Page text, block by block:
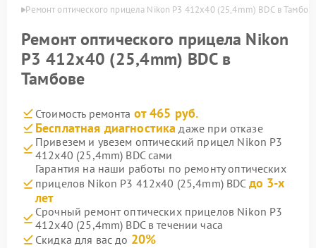
Ремонт оптического прицела Nikon P3 412x40 (25,4mm) BDC в
Ремонт оптического прицела Nikon
P3 412x40 (25,4mm) BDC в
Тамбове
Стоимость ремонта от 465 руб.
Бесплатная диагностика даже при отказе
Привезем и увезем оптический прицел Nikon P3
412x40 (25,4mm) BDC сами
Гарантия на наши работы по ремонту оптических
прицелов Nikon P3 412x40 (25,4mm) BDC до 3-х
лет
Срочный ремонт оптических прицелов Nikon P3
412x40 (25,4mm) BDC в течении часа
Скидка для вас до 20%